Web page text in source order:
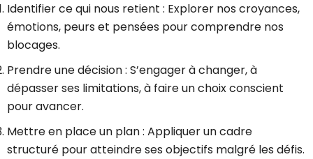
Identifier ce qui nous retient : Explorer nos croyances,
émotions, peurs et pensées pour comprendre nos
blocages.
Prendre une décision : S’engager à changer, à
dépasser ses limitations, à faire un choix conscient
pour avancer.
Mettre en place un plan : Appliquer un cadre
structuré pour atteindre ses objectifs malgré les défis.